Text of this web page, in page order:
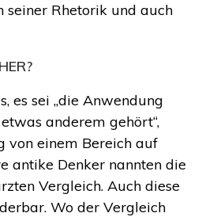
seiner Rhetorik und auch
es sei „die Anwendung
anderem gehört“,
von einem Bereich auf
antike Denker nannten die
Vergleich. Auch diese
Wo der Vergleich